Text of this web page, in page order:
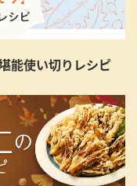
能使い切りレシピ